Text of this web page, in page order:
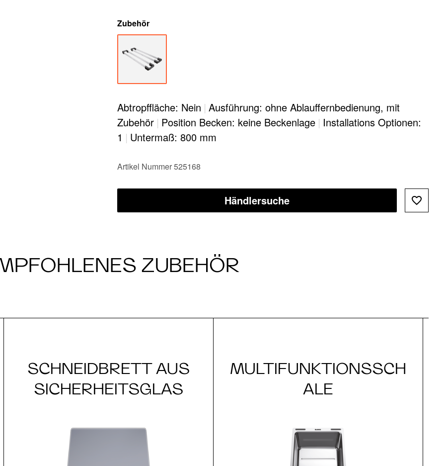
Zubehör
Abtropffläche: Nein | Ausführung: ohne Ablauffernbedienung, mit
Zubehör | Position Becken: keine Beckenlage | Installations Optionen:
1 | Untermaß: 800 mm
Artikel Nummer 525168
Händlersuche
ZUBEHÖR
SCHNEIDBRETT AUS
SICHERHEITSGLAS
MULTIFUNKTIONSSCH
ALE